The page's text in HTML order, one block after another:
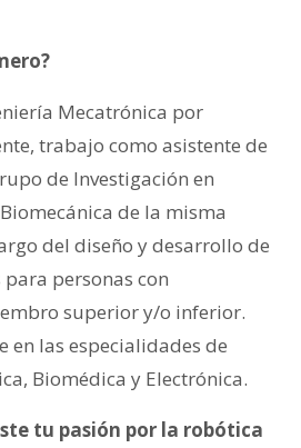
Mecatrónica por
trabajo como asistente de
de Investigación en
de la misma
del diseño y desarrollo de
personas con
superior y/o inferior.
en las especialidades de
Biomédica y Electrónica.
tu pasión por la robótica